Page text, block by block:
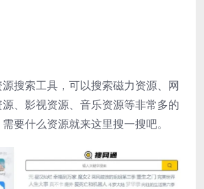
搜索工具，可以搜索磁力资源、网
、影视资源、音乐资源等非常多的
要什么资源就来这里搜一搜吧。